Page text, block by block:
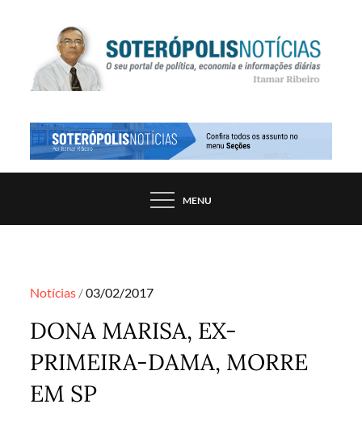
SOTERÓPOLIS NOTÍCIAS
PORTAL DE NOTÍCIAS DE SALVADOR E
MENU
Notícias Posted
03/02/2017
DONA MARISA, EX-
PRIMEIRA-DAMA, MORRE
EM SP